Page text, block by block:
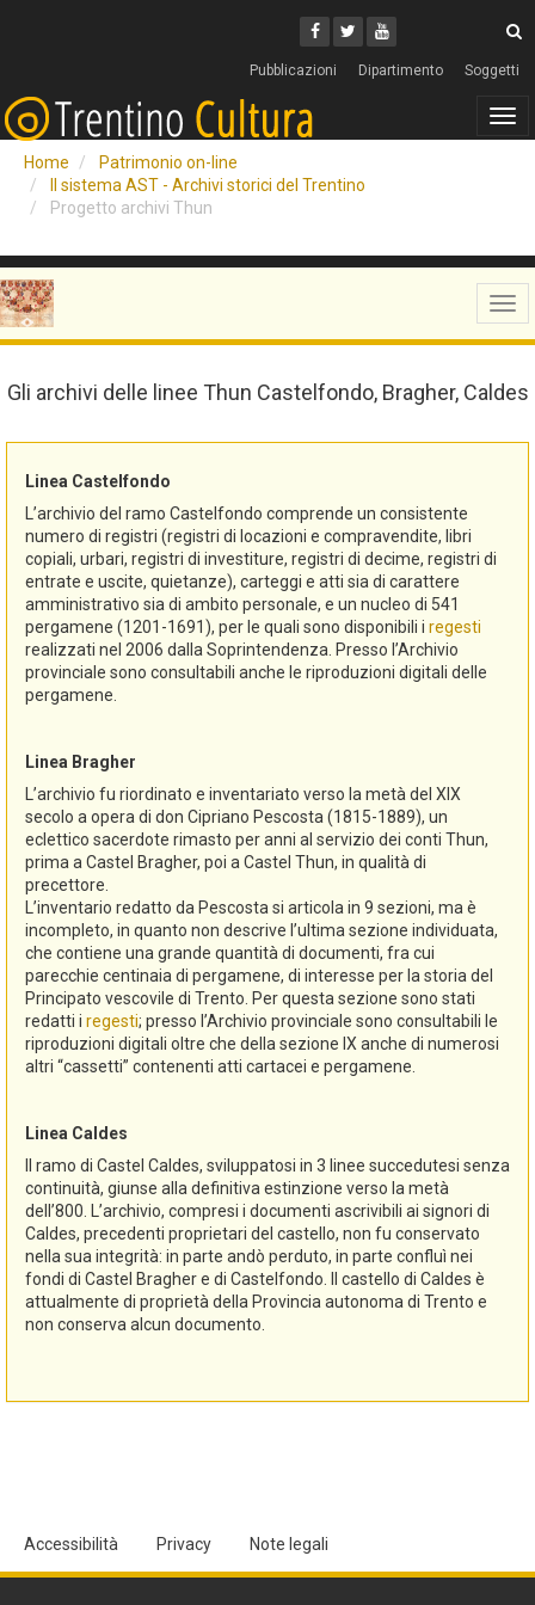
Facebook
Twitter
Youtube
Pubblicazioni Dipartimento Soggetti
Home
Patrimonio on-line
Il sistema AST - Archivi storici del Trentino
Progetto archivi Thun
Gli archivi delle linee Thun Castelfondo, Bragher, Caldes
Linea Castelfondo
L’archivio del ramo Castelfondo comprende un consistente
numero di registri (registri di locazioni e compravendite, libri
copiali, urbari, registri di investiture, registri di decime, registri di
entrate e uscite, quietanze), carteggi e atti sia di carattere
amministrativo sia di ambito personale, e un nucleo di 541
pergamene (1201-1691), per le quali sono disponibili i regesti
realizzati nel 2006 dalla Soprintendenza. Presso l’Archivio
provinciale sono consultabili anche le riproduzioni digitali delle
pergamene.
Linea Bragher
L’archivio fu riordinato e inventariato verso la metà del XIX
secolo a opera di don Cipriano Pescosta (1815-1889), un
eclettico sacerdote rimasto per anni al servizio dei conti Thun,
prima a Castel Bragher, poi a Castel Thun, in qualità di
precettore.
L’inventario redatto da Pescosta si articola in 9 sezioni, ma è
incompleto, in quanto non descrive l’ultima sezione individuata,
che contiene una grande quantità di documenti, fra cui
parecchie centinaia di pergamene, di interesse per la storia del
Principato vescovile di Trento. Per questa sezione sono stati
redatti i regesti; presso l’Archivio provinciale sono consultabili le
riproduzioni digitali oltre che della sezione IX anche di numerosi
altri “cassetti” contenenti atti cartacei e pergamene.
Linea Caldes
Il ramo di Castel Caldes, sviluppatosi in 3 linee succedutesi senza
continuità, giunse alla definitiva estinzione verso la metà
dell’800. L’archivio, compresi i documenti ascrivibili ai signori di
Caldes, precedenti proprietari del castello, non fu conservato
nella sua integrità: in parte andò perduto, in parte confluì nei
fondi di Castel Bragher e di Castelfondo. Il castello di Caldes è
attualmente di proprietà della Provincia autonoma di Trento e
non conserva alcun documento.
Accessibilità Privacy Note legali